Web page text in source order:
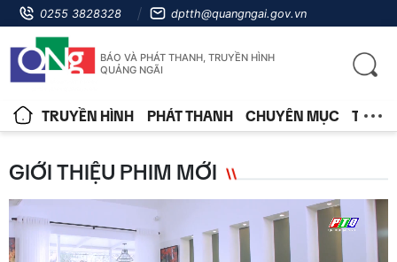
0255 3828328 dptth@quangngai.gov.vn
BÁO VÀ PHÁT THANH, TRUYỀN HÌNH
QUẢNG NGÃI
TRUYỀN HÌNH PHÁT THANH CHUYÊN MỤC TIN
GIỚI THIỆU PHIM MỚI